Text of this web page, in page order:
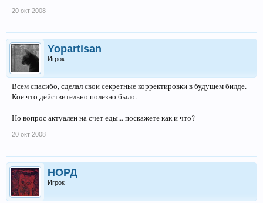
20 окт 2008
Yopartisan
Игрок
Всем спасибо, сделал свои секретные корректировки в будущем билде.
Кое что действительно полезно было.
Но вопрос актуален на счет еды... поскажете как и что?
20 окт 2008
НОРД
Игрок